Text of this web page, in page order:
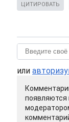
ЦИТИРОВАТЬ
или
появляются